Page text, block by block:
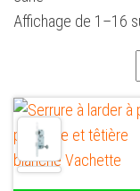
Affichage de 1–16
Ce
produit
a